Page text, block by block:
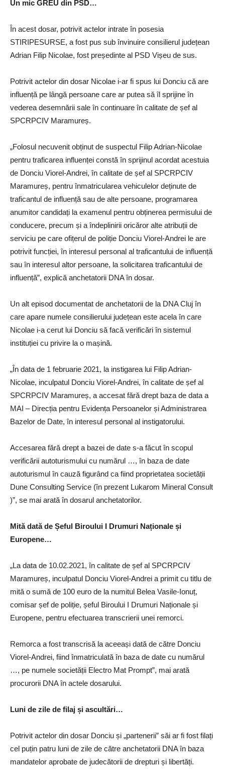
Un mic GREU din PSD…
În acest dosar, potrivit actelor intrate în posesia
STIRIPESURSE, a fost pus sub învinuire consilierul județean
Adrian Filip Nicolae, fost președinte al PSD Vișeu de sus.
Potrivit actelor din dosar Nicolae i-ar fi spus lui Donciu că are
influență pe lângă persoane care ar putea să îl sprijine în
vederea desemnării sale în continuare în calitate de șef al
SPCRPCIV Maramureș.
„Folosul necuvenit obținut de suspectul Filip Adrian-Nicolae
pentru traficarea influenței constă în sprijinul acordat acestuia
de Donciu Viorel-Andrei, în calitate de șef al SPCRPCIV
Maramureș, pentru înmatricularea vehiculelor deținute de
traficantul de influență sau de alte persoane, programarea
anumitor candidați la examenul pentru obținerea permisului de
conducere, precum și a îndeplinirii oricăror alte atribuții de
serviciu pe care ofițerul de poliție Donciu Viorel-Andrei le are
potrivit funcției, în interesul personal al traficantului de influență
sau în interesul altor persoane, la solicitarea traficantului de
influență”, explică anchetatorii DNA în dosar.
Un alt episod documentat de anchetatorii de la DNA Cluj în
care apare numele consilierului județean este acela în care
Nicolae i-a cerut lui Donciu să facă verificări în sistemul
instituției cu privire la o mașină.
„În data de 1 februarie 2021, la instigarea lui Filip Adrian-
Nicolae, inculpatul Donciu Viorel-Andrei, în calitate de șef al
SPCRPCIV Maramureș, a accesat fără drept baza de data a
MAI – Direcția pentru Evidența Persoanelor și Administrarea
Bazelor de Date, în interesul personal al instigatorului.
Accesarea fără drept a bazei de date s-a făcut în scopul
verificării autoturismului cu numărul …, în baza de date
autoturismul în cauză figurând ca fiind proprietatea societății
Dune Consulting Service (în prezent Lukarom Mineral Consult
)”, se mai arată în dosarul anchetatorilor.
Mită dată de Șeful Biroului I Drumuri Naționale și
Europene…
„La data de 10.02.2021, în calitate de șef al SPCRPCIV
Maramureș, inculpatul Donciu Viorel-Andrei a primit cu titlu de
mită o sumă de 100 euro de la numitul Belea Vasile-Ionuț,
comisar șef de poliție, șeful Biroului I Drumuri Naționale și
Europene, pentru efectuarea transcrierii unei remorci.
Remorca a fost transcrisă la aceeași dată de către Donciu
Viorel-Andrei, fiind înmatriculată în baza de date cu numărul
…, pe numele societății Electro Mat Prompt”, mai arată
procurorii DNA în actele dosarului.
Luni de zile de filaj și ascultări…
Potrivit actelor din dosar Donciu și „partenerii” săi ar fi fost filați
cel puțin patru luni de zile de către anchetatorii DNA în baza
mandatelor aprobate de judecătorii de drepturi și libertăți.